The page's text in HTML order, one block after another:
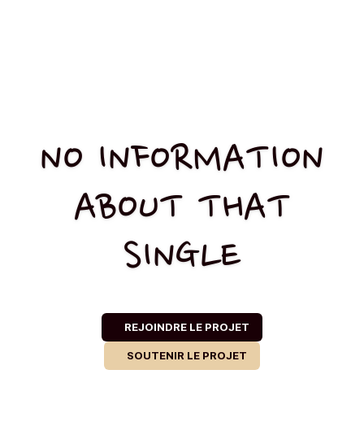
NO INFORMATION
ABOUT THAT
SINGLE
REJOINDRE LE PROJET
SOUTENIR LE PROJET